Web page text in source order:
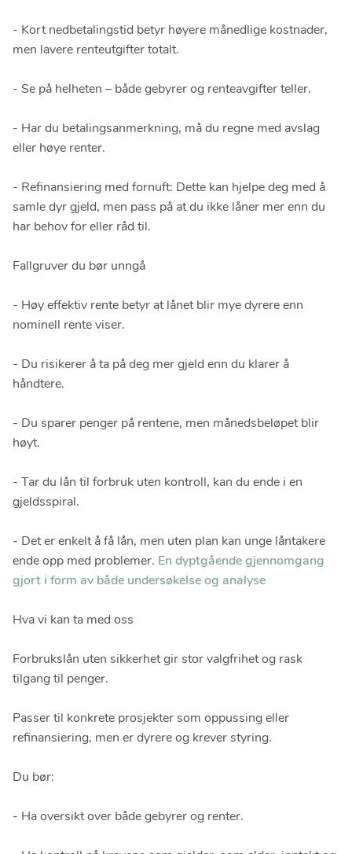
- Kort nedbetalingstid betyr høyere månedlige kostnader,
men lavere renteutgifter totalt.
- Se på helheten – både gebyrer og renteavgifter teller.
- Har du betalingsanmerkning, må du regne med avslag
eller høye renter.
- Refinansiering med fornuft: Dette kan hjelpe deg med å
samle dyr gjeld, men pass på at du ikke låner mer enn du
har behov for eller råd til.
Fallgruver du bør unngå
- Høy effektiv rente betyr at lånet blir mye dyrere enn
nominell rente viser.
- Du risikerer å ta på deg mer gjeld enn du klarer å
håndtere.
- Du sparer penger på rentene, men månedsbeløpet blir
høyt.
- Tar du lån til forbruk uten kontroll, kan du ende i en
gjeldsspiral.
- Det er enkelt å få lån, men uten plan kan unge låntakere
ende opp med problemer. En dyptgående gjennomgang
gjort i form av både undersøkelse og analyse
Hva vi kan ta med oss
Forbrukslån uten sikkerhet gir stor valgfrihet og rask
tilgang til penger.
Passer til konkrete prosjekter som oppussing eller
refinansiering, men er dyrere og krever styring.
Du bør:
- Ha oversikt over både gebyrer og renter.